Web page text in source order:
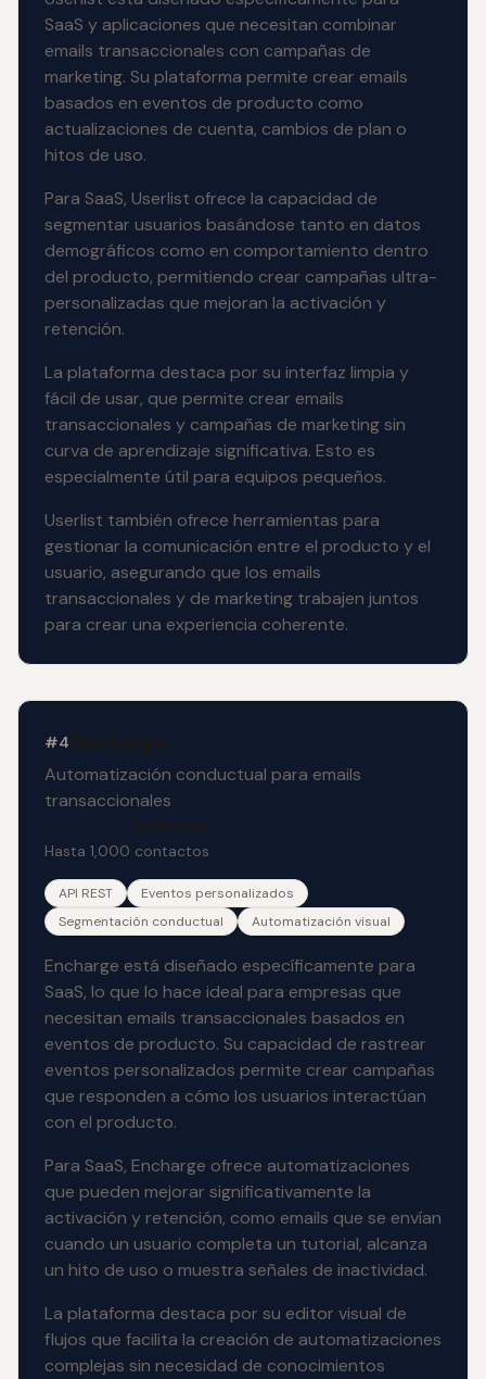
SaaS y aplicaciones que necesitan combinar
emails transaccionales con campañas de
marketing. Su plataforma permite crear emails
basados en eventos de producto como
actualizaciones de cuenta, cambios de plan o
hitos de uso.
Para SaaS, Userlist ofrece la capacidad de
segmentar usuarios basándose tanto en datos
demográficos como en comportamiento dentro
del producto, permitiendo crear campañas ultra-
personalizadas que mejoran la activación y
retención.
La plataforma destaca por su interfaz limpia y
fácil de usar, que permite crear emails
transaccionales y campañas de marketing sin
curva de aprendizaje significativa. Esto es
especialmente útil para equipos pequeños.
Userlist también ofrece herramientas para
gestionar la comunicación entre el producto y el
usuario, asegurando que los emails
transaccionales y de marketing trabajen juntos
para crear una experiencia coherente.
#4
Automatización conductual para emails
transaccionales
Hasta 1,000 contactos
API REST
Eventos personalizados
Segmentación conductual
Automatización visual
Encharge está diseñado específicamente para
SaaS, lo que lo hace ideal para empresas que
necesitan emails transaccionales basados en
eventos de producto. Su capacidad de rastrear
eventos personalizados permite crear campañas
que responden a cómo los usuarios interactúan
con el producto.
Para SaaS, Encharge ofrece automatizaciones
que pueden mejorar significativamente la
activación y retención, como emails que se envían
cuando un usuario completa un tutorial, alcanza
un hito de uso o muestra señales de inactividad.
La plataforma destaca por su editor visual de
flujos que facilita la creación de automatizaciones
complejas sin necesidad de conocimientos